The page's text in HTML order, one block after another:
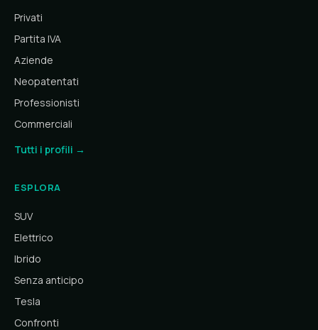
Privati
Partita IVA
Aziende
Neopatentati
Professionisti
Commerciali
Tutti i profili →
ESPLORA
SUV
Elettrico
Ibrido
Senza anticipo
Tesla
Confronti